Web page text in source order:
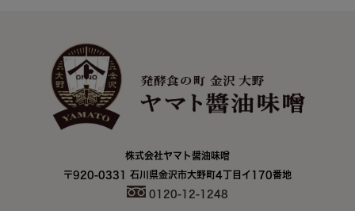
株式会社ヤマト醤油味噌
〒920-0331 石川県金沢市大野町4丁目イ170番地
0120-12-1248